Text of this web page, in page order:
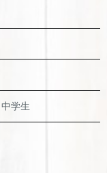
学生